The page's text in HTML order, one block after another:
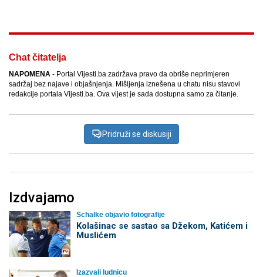
Chat čitatelja
NAPOMENA - Portal Vijesti.ba zadržava pravo da obriše neprimjeren
sadržaj bez najave i objašnjenja. Mišljenja iznešena u chatu nisu stavovi
redakcije portala Vijesti.ba. Ova vijest je sada dostupna samo za čitanje.
Pridruži se diskusiji
Izdvajamo
Schalke objavio fotografije
Kolašinac se sastao sa Džekom, Katićem i
Muslićem
Izazvali ludnicu